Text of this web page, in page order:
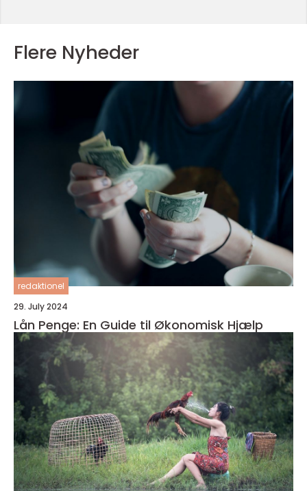
Flere Nyheder
redaktionel
29. July 2024
Lån Penge: En Guide til Økonomisk Hjælp